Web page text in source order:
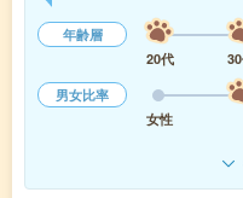
年齢層
20代
男女比率
女性